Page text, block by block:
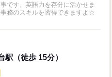
です。英語力を存分に活かせま
務のスキルを習得できますよ☆
駅（徒歩 15分）